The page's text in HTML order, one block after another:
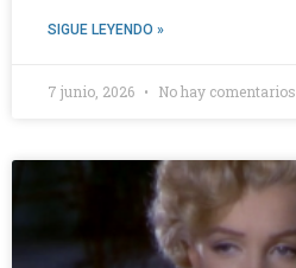
SIGUE LEYENDO »
7 junio, 2026 No hay comentarios